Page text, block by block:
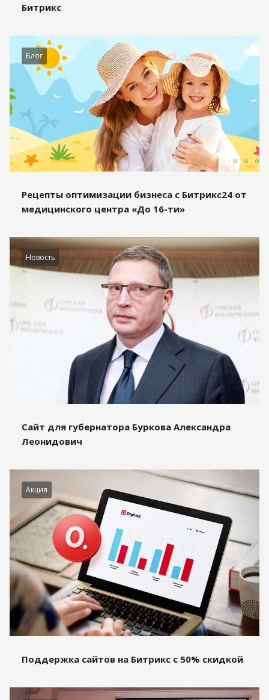
Битрикс
Блог
Рецепты оптимизации бизнеса с Битрикс24 от
медицинского центра «До 16-ти»
Новость
Сайт для губернатора Буркова Александра
Леонидович
Акция
Поддержка сайтов на Битрикс с 50% скидкой